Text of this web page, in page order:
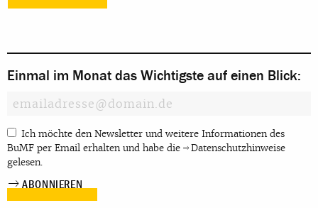
Einmal im Monat das Wichtigste auf einen Blick:
Ich möchte den Newsletter und weitere Informationen des
BuMF per Email erhalten und habe die
Datenschutzhinweise
gelesen.